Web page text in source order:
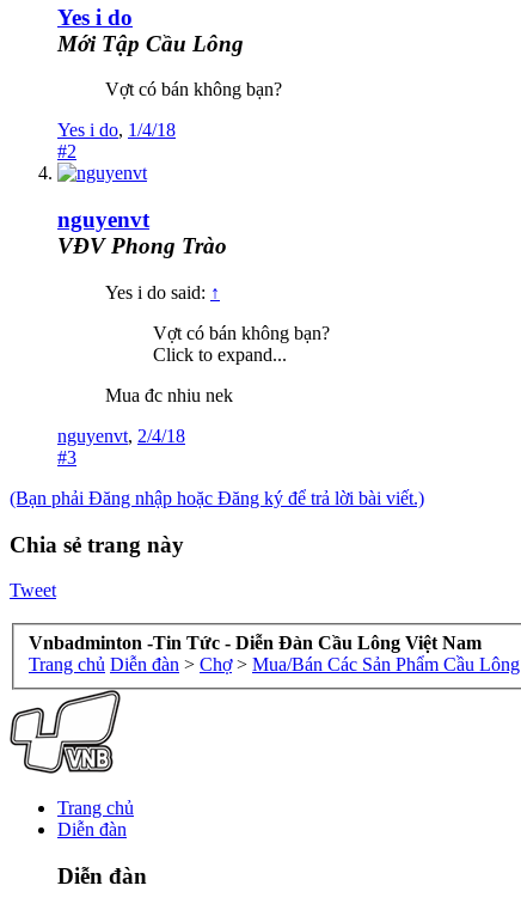
Yes i do
Mới Tập Cầu Lông
Vợt có bán không bạn?
Yes i do, 1/4/18
#2
nguyenvt
VĐV Phong Trào
Yes i do said: ↑
Vợt có bán không bạn?
Click to expand...
Mua đc nhiu nek
nguyenvt, 2/4/18
#3
(Bạn phải Đăng nhập hoặc Đăng ký để trả lời bài viết.)
Chia sẻ trang này
Tweet
Vnbadminton -Tin Tức - Diễn Đàn Cầu Lông Việt Nam
Trang chủ Diễn đàn > Chợ > Mua/Bán Các Sản Phẩm Cầu Lông
Trang chủ
Diễn đàn
Diễn đàn